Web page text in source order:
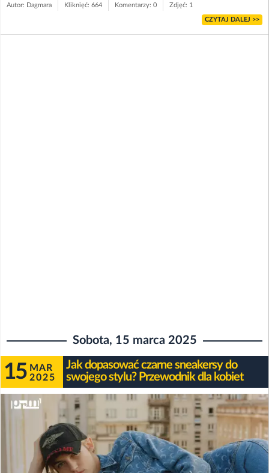
Autor: Dagmara Kliknięć: 664 Komentarzy: 0 Zdjęć: 1
CZYTAJ DALEJ >>
Sobota, 15 marca 2025
15 MAR
2025
Jak dopasować czarne sneakersy do
swojego stylu? Przewodnik dla kobiet